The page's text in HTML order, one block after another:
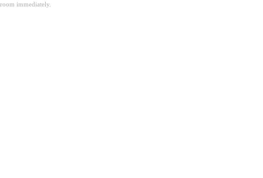
room immediately.